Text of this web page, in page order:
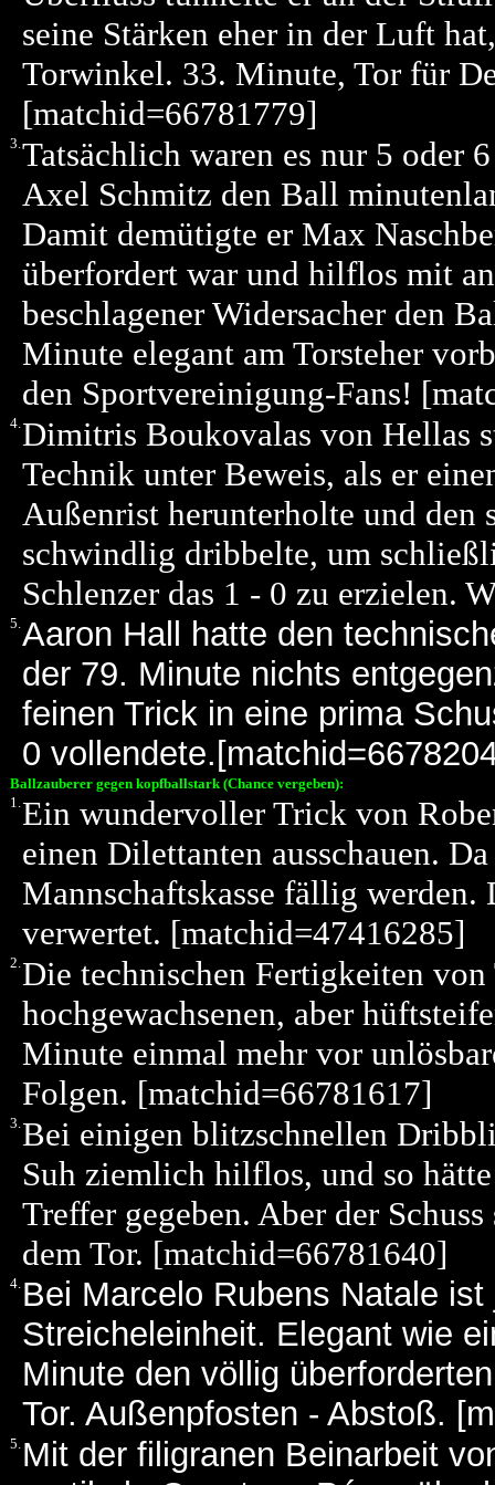
seine Stärken eher in der Luft
Torwinkel. 33. Minute, Tor für
[matchid=66781779]
3.Tatsächlich waren es nur 5 oder
Axel Schmitz den Ball
Damit demütigte er Max
überfordert war und hilflos mit
beschlagener Widersacher den
Minute elegant am Torsteher
den Sportvereinigung-Fans!
4.Dimitris Boukovalas von Hellas
Technik unter Beweis, als er
Außenrist herunterholte und
schwindlig dribbelte, um
Schlenzer das 1 - 0 zu erzielen.
5.Aaron Hall hatte den
der 79. Minute nichts
feinen Trick in eine prima
0
Ballzauberer gegen kopfballstark (Chance vergeben):
1.Ein wundervoller Trick von
einen Dilettanten ausschauen.
Mannschaftskasse fällig
verwertet. [matchid=47416285]
2.Die technischen Fertigkeiten
hochgewachsenen, aber
Minute einmal mehr vor
Folgen. [matchid=66781617]
3.Bei einigen blitzschnellen
Suh ziemlich hilflos, und so
Treffer gegeben. Aber der
dem Tor. [matchid=66781640]
4. Bei Marcelo Rubens Natale
Streicheleinheit. Elegant wie
Minute den völlig
Tor. Außenpfosten - Abstoß.
5. Mit der filigranen Beinarbeit